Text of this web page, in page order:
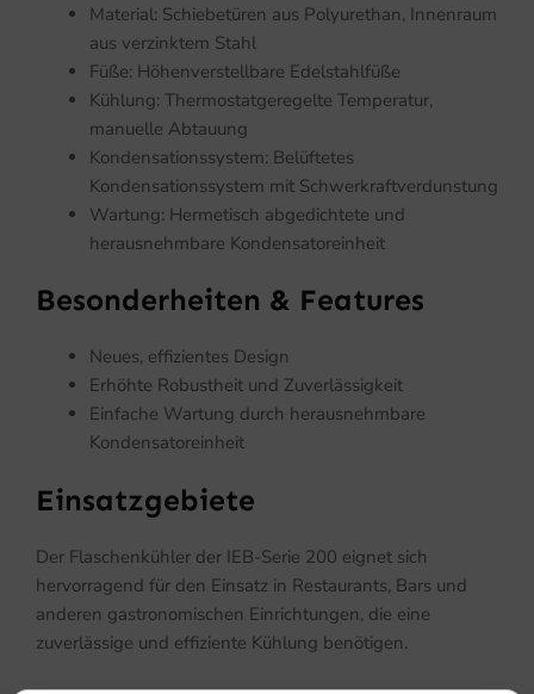
Material: Schiebetüren aus Polyurethan, Innenraum
aus verzinktem Stahl
Füße: Höhenverstellbare Edelstahlfüße
Kühlung: Thermostatgeregelte Temperatur,
manuelle Abtauung
Kondensationssystem: Belüftetes
Kondensationssystem mit Schwerkraftverdunstung
Wartung: Hermetisch abgedichtete und
herausnehmbare Kondensatoreinheit
Besonderheiten & Features
Neues, effizientes Design
Erhöhte Robustheit und Zuverlässigkeit
Einfache Wartung durch herausnehmbare
Kondensatoreinheit
Einsatzgebiete
Der Flaschenkühler der IEB-Serie 200 eignet sich
hervorragend für den Einsatz in Restaurants, Bars und
anderen gastronomischen Einrichtungen, die eine
zuverlässige und effiziente Kühlung benötigen.